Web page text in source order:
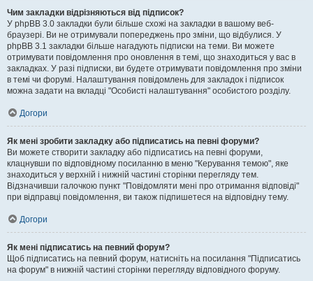
Чим закладки відрізняються від підписок?
У phpBB 3.0 закладки були більше схожі на закладки в вашому веб-
браузері. Ви не отримували попереджень про зміни, що відбулися. У
phpBB 3.1 закладки більше нагадують підписки на теми. Ви можете
отримувати повідомлення про оновлення в темі, що знаходиться у вас в
закладках. У разі підписки, ви будете отримувати повідомлення про зміни
в темі чи форумі. Налаштування повідомлень для закладок і підписок
можна задати на вкладці "Особисті налаштування" особистого розділу.
Догори
Як мені зробити закладку або підписатись на певні форуми?
Ви можете створити закладку або підписатись на певні форуми,
клацнувши по відповідному посиланню в меню "Керування темою", яке
знаходиться у верхній і нижній частині сторінки перегляду тем.
Відзначивши галочкою пункт "Повідомляти мені про отримання відповіді"
при відправці повідомлення, ви також підпишетеся на відповідну тему.
Догори
Як мені підписатись на певний форум?
Щоб підписатись на певний форум, натисніть на посилання "Підписатись
на форум" в нижній частині сторінки перегляду відповідного форуму.